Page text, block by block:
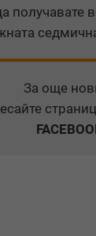
получавате
За още